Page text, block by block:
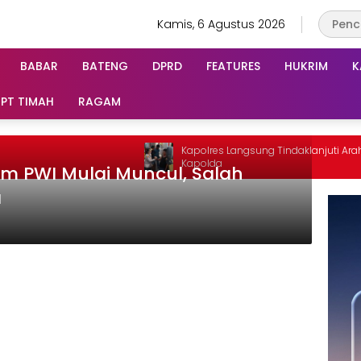
Kamis, 6 Agustus 2026
BABAR BATENG DPRD FEATURES HUKRIM
PT TIMAH RAGAM
Kapolres Langsung Tindaklanjuti Arahan
Kapolda
PWI Mulai Muncul, Salah